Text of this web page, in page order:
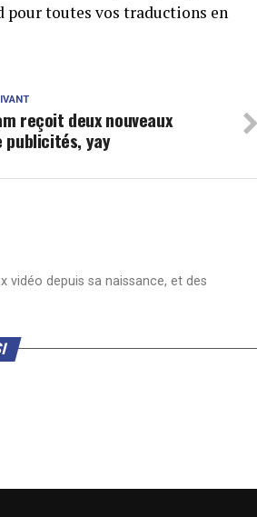
pour toutes vos traductions en
reçoit deux nouveaux
publicités, yay
vidéo depuis sa naissance, et des